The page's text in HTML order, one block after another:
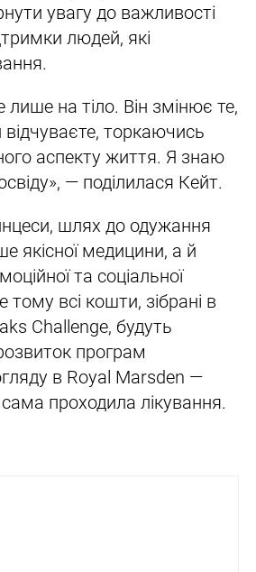
увагу до важливості
людей, які
лише на тіло. Він змінює те,
торкаючись
аспекту життя. Я знаю
— поділилася Кейт.
шлях до одужання
якісної медицини, а й
та соціальної
всі кошти, зібрані в
Challenge, будуть
програм
в Royal Marsden —
сама проходила лікування.